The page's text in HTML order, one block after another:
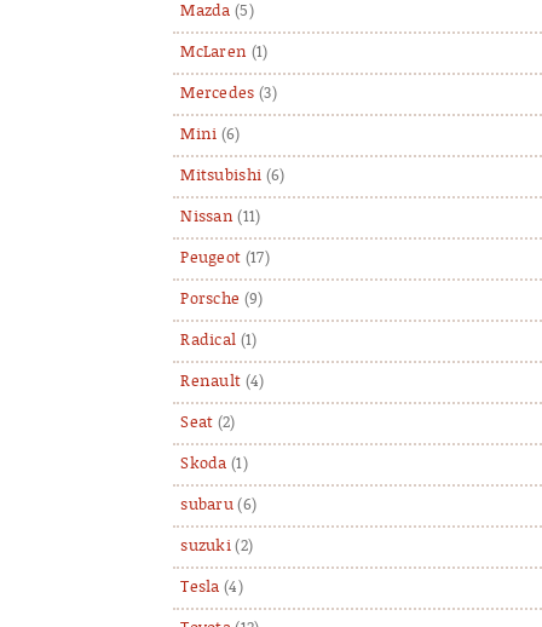
Mazda (5)
McLaren (1)
Mercedes (3)
Mini (6)
Mitsubishi (6)
Nissan (11)
Peugeot (17)
Porsche (9)
Radical (1)
Renault (4)
Seat (2)
Skoda (1)
subaru (6)
suzuki (2)
Tesla (4)